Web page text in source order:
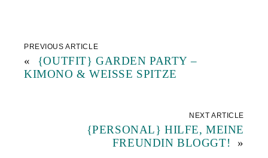
PREVIOUS ARTICLE
«
{OUTFIT} GARDEN PARTY –
KIMONO & WEISSE SPITZE
NEXT ARTICLE
{PERSONAL} HILFE, MEINE
FREUNDIN BLOGGT!
»